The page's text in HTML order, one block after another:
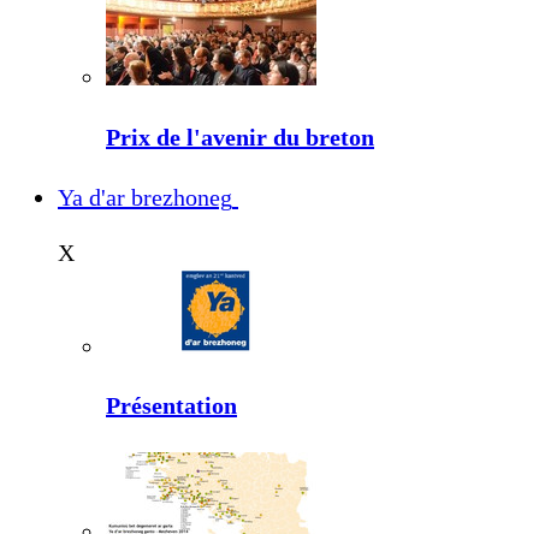
Prix de l'avenir du breton
Ya d'ar brezhoneg
X
Présentation